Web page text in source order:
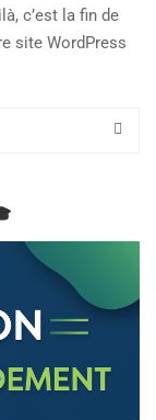
c’est la fin de
site WordPress